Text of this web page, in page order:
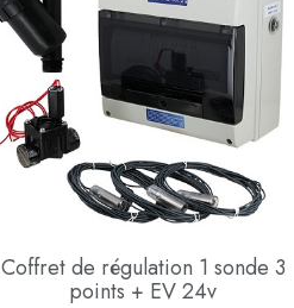
Coffret de régulation 1 sonde 3
points + EV 24v